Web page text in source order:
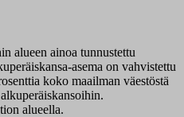
alueen ainoa tunnustettu
asema on vahvistettu
koko maailman väestöstä
alueella.